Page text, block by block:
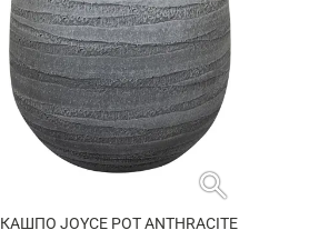
search
КАШПО JOYCE POT ANTHRACITE